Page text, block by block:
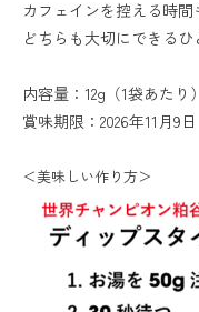
カフェインを控える時間
どちらも大切にできる
内容量：12g（1袋あたり）
賞味期限：2026年11月9日
＜美味しい作り方＞